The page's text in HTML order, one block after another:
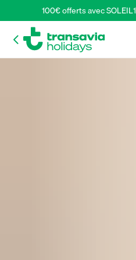
100€ offerts avec